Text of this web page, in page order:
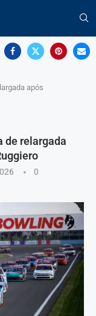
após
de relargada
0